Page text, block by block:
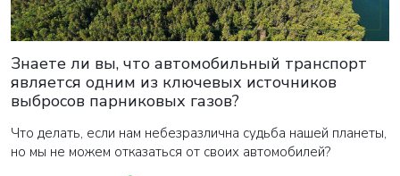
Знаете ли вы, что автомобильный транспорт
является одним из ключевых источников
выбросов парниковых газов?
Что делать, если нам небезразлична судьба нашей планеты,
но мы не можем отказаться от своих автомобилей?